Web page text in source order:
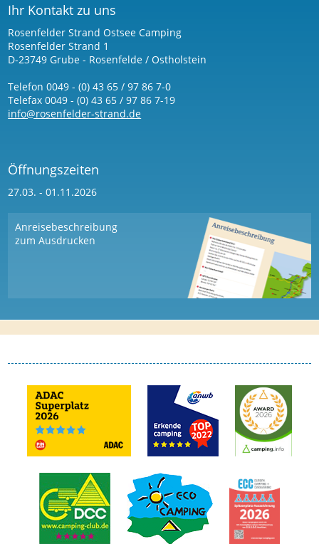
Ihr Kontakt zu uns
Rosenfelder Strand Ostsee Camping
Rosenfelder Strand 1
D-23749 Grube - Rosenfelde / Ostholstein
Telefon 0049 - (0) 43 65 / 97 86 7-0
Telefax 0049 - (0) 43 65 / 97 86 7-19
info@rosenfelder-strand.de
Öffnungszeiten
27.03. - 01.11.2026
Anreisebeschreibung
zum Ausdrucken